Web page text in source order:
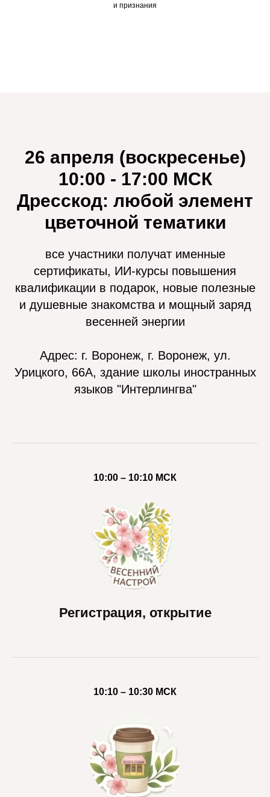
и признания
26 апреля (воскресенье)
10:00 - 17:00 МСК
Дресскод: любой элемент
цветочной тематики
все участники получат именные
сертификаты, ИИ-курсы повышения
квалификации в подарок, новые полезные
и душевные знакомства и мощный заряд
весенней энергии
Адрес: г. Воронеж, г. Воронеж, ул.
Урицкого, 66А, здание школы иностранных
языков "Интерлингва"
10:00 – 10:10 МСК
Регистрация, открытие
10:10 – 10:30 МСК